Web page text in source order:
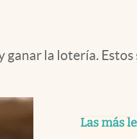
la lotería. Estos
Las más